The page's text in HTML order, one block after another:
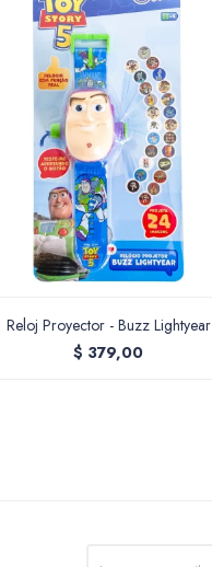
Reloj Proyector - Buzz Lightyear
$ 379,00